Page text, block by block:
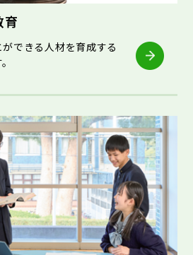
育
できる人材を育成する